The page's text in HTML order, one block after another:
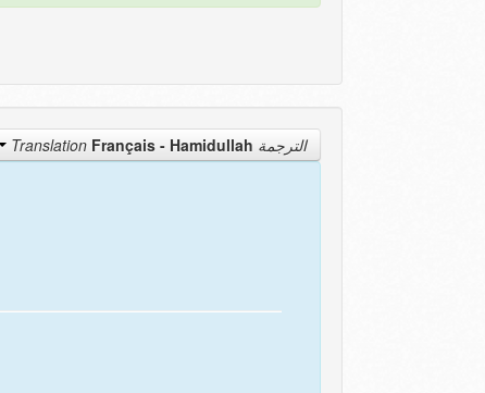
الترجمة Translation Français - Hamidullah